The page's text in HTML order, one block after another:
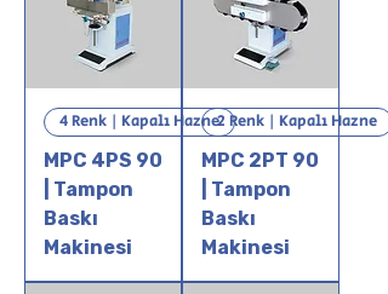
4 Renk | Kapalı Hazne
MPC 4PS 90
| Tampon
Baskı
Makinesi
2 Renk | Kapalı Hazne
MPC 2PT 90
| Tampon
Baskı
Makinesi